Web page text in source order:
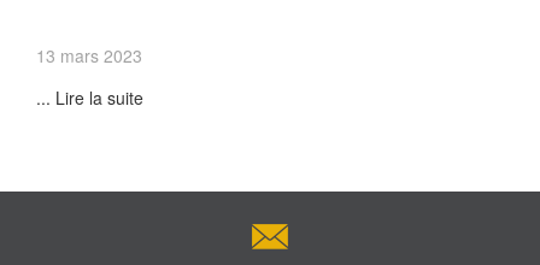
13 mars 2023
... Lire la suite